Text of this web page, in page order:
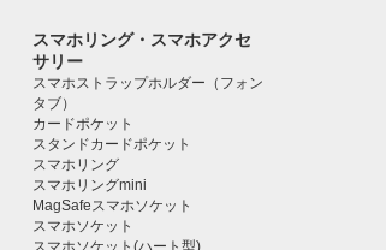
スマホリング・スマホアクセ
サリー
スマホストラップホルダー（フォン
タブ）
カードポケット
スタンドカードポケット
スマホリング
スマホリングmini
MagSafeスマホソケット
スマホソケット
スマホソケット(ハート型)